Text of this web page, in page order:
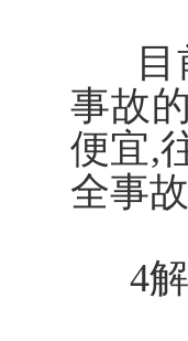
目前
事故
便宜,
全事
4解